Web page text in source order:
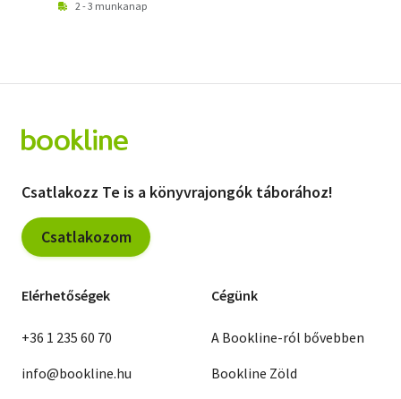
2 - 3 munkanap
Csatlakozz Te is a könyvrajongók táborához!
Csatlakozom
Elérhetőségek
+36 1 235 60 70
info@bookline.hu
Cégünk
A Bookline-ról bővebben
Bookline Zöld